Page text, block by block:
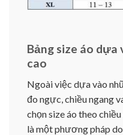
Bảng size áo dựa
cao
Ngoài việc dựa vào
đo ngực, chiều ngang
chọn size áo theo
là một phương pháp